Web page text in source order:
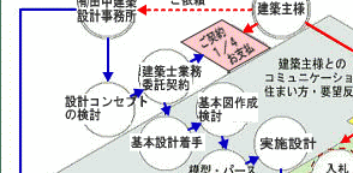
オープンシステムの主な特徴がこの業務部分で
入札・直接契約
④ 施工監理業務
建築主さまのパートナーとして施工者に対し
第三者的視点で工事監理します。
⑤ アフタメンテナンスも対応いたします